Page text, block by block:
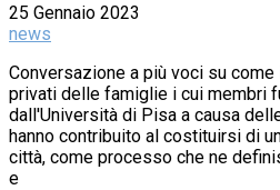
25 Gennaio 2023
news
Conversazione a più voci su
privati delle famiglie i cui membri
dall'Università di Pisa a causa
hanno contribuito al costituirsi di
città, come processo che ne
e